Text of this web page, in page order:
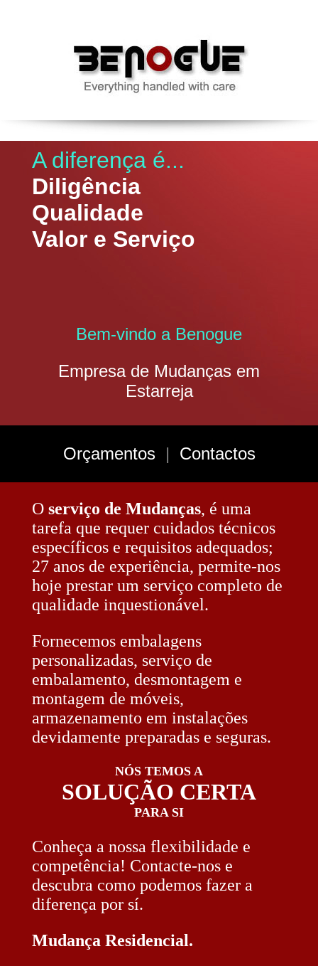
A diferença é...
Diligência
Qualidade
Valor e Serviço
Bem-vindo a Benogue
Empresa de Mudanças em
Estarreja
Orçamentos | Contactos
O serviço de Mudanças, é uma
tarefa que requer cuidados técnicos
específicos e requisitos adequados;
27 anos de experiência, permite-nos
hoje prestar um serviço completo de
qualidade inquestionável.
Fornecemos embalagens
personalizadas, serviço de
embalamento, desmontagem e
montagem de móveis,
armazenamento em instalações
devidamente preparadas e seguras.
NÓS TEMOS A
SOLUÇÃO CERTA
PARA SI
Conheça a nossa flexibilidade e
competência! Contacte-nos e
descubra como podemos fazer a
diferença por sí.
Mudança Residencial.